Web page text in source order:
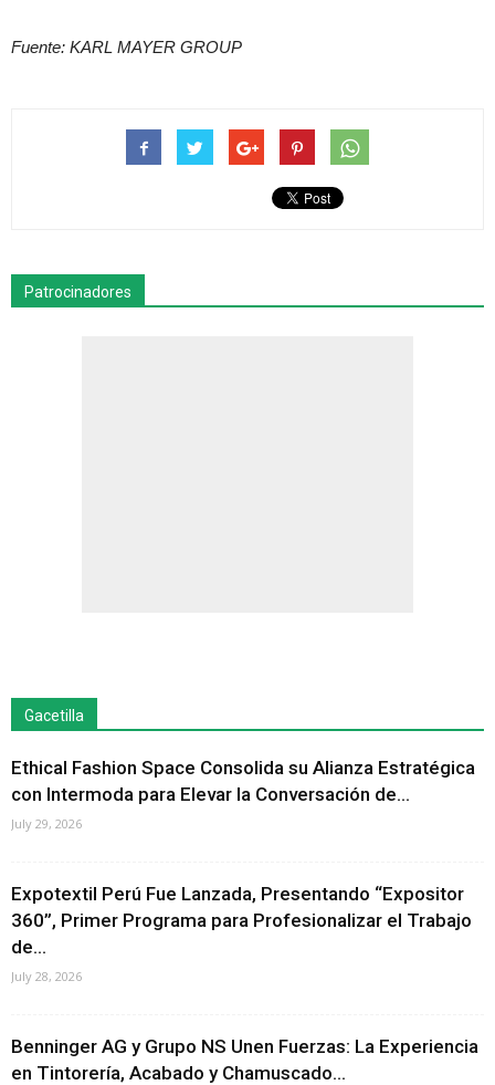
Fuente: KARL MAYER GROUP
Patrocinadores
Gacetilla
Ethical Fashion Space Consolida su Alianza Estratégica
con Intermoda para Elevar la Conversación de...
July 29, 2026
Expotextil Perú Fue Lanzada, Presentando “Expositor
360”, Primer Programa para Profesionalizar el Trabajo
de...
July 28, 2026
Benninger AG y Grupo NS Unen Fuerzas: La Experiencia
en Tintorería, Acabado y Chamuscado...